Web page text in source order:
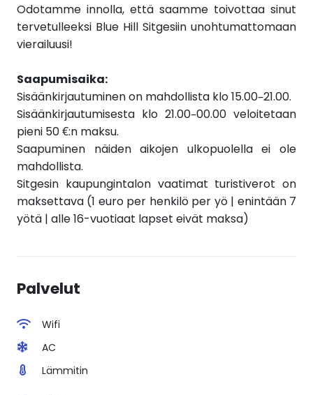
Odotamme innolla, että saamme toivottaa sinut
tervetulleeksi Blue Hill Sitgesiin unohtumattomaan
vierailuusi!
Saapumisaika:
Sisäänkirjautuminen on mahdollista klo 15.00–21.00.
Sisäänkirjautumisesta klo 21.00–00.00 veloitetaan
pieni 50 €:n maksu.
Saapuminen näiden aikojen ulkopuolella ei ole
mahdollista.
Sitgesin kaupungintalon vaatimat turistiverot on
maksettava (1 euro per henkilö per yö | enintään 7
yötä | alle 16-vuotiaat lapset eivät maksa)
Palvelut
Wifi
AC
Lämmitin